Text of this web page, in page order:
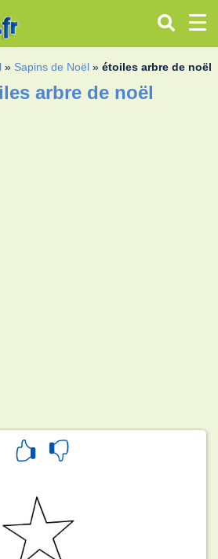
» Sapins de Noël »étoiles arbre de noël
arbre de noël